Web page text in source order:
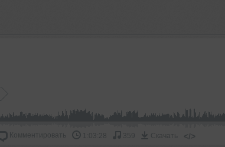
Комментировать 1:03:28 359 Скачать </>